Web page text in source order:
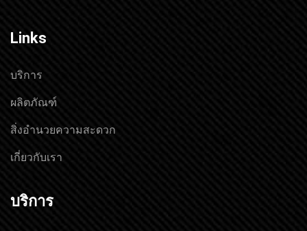
Links
บริการ
ผลิตภัณฑ์
สิ่งอำนวยความสะดวก
เกี่ยวกับเรา
บริการ